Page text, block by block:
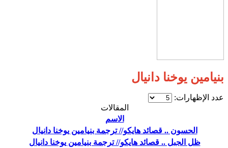
بنيامين يوخنا دانيال
عدد الإظهارات:
المقالات
الاسم
الحسون .. قصائد هايكو// ترجمة بنيامين يوخنا دانيال
ظل الجبل .. قصائد هايكو// ترجمة بنيامين يوخنا دانيال